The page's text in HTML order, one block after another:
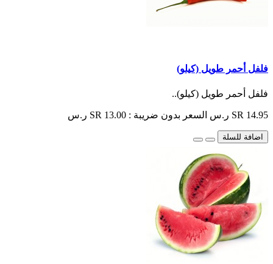
فلفل أحمر طويل (كيلو)
فلفل أحمر طويل (كيلو)..
SR 14.95 ر.س السعر بدون ضريبة : SR 13.00 ر.س
اضافة للسلة